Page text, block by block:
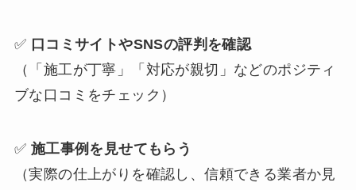
✅ 口コミサイトやSNSの評判を確認
（「施工が丁寧」「対応が親切」などのポジティ
ブな口コミをチェック）
✅ 施工事例を見せてもらう
（実際の仕上がりを確認し、信頼できる業者か見